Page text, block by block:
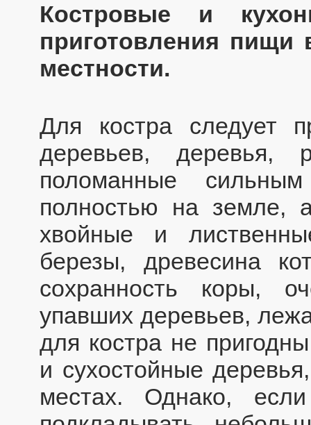
Костровые и
приготовления пищи
местности.
Для костра следует
деревьев, деревья,
поломанные
полностью на земле,
хвойные и
березы, древесина
сохранность коры,
упавших деревьев,
для костра не
и сухостойные
местах. Однако,